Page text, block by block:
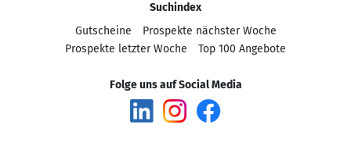
Suchindex
Gutscheine
Prospekte nächster Woche
Prospekte letzter Woche
Top 100 Angebote
Folge uns auf Social Media